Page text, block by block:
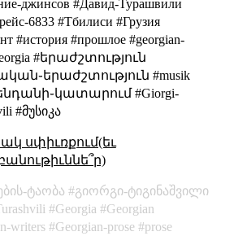
джинсов #Давид-Турашвили
6833 #Тбилиси #Грузия
#история #прошлое #georgian-
#երաժշտություն
#musik
#Giorgi-
#მუსიკა
սփիւռքում(եւ
ტაობა
გიორგი-ტიგინაშვილი
Georgia
Georgian
writers
Georgian-prose
prose